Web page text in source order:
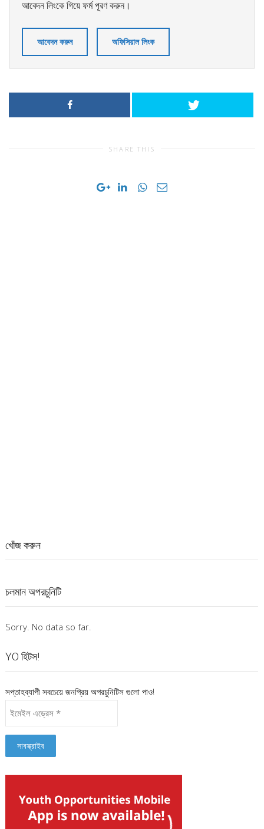
আবেদন লিংকে গিয়ে ফর্ম পূরণ করুন।
আবেদন করুন অফিসিয়াল লিংক
SHARE THIS
খোঁজ করুন
চলমান অপরচুনিটি
Sorry. No data so far.
YO হিটস!
সপ্তাহব্যাপী সবচেয়ে জনপ্রিয় অপরচুনিটিস গুলো পাও!